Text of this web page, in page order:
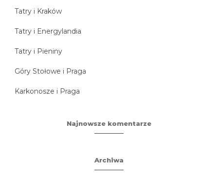
Tatry i Kraków
Tatry i Energylandia
Tatry i Pieniny
Góry Stołowe i Praga
Karkonosze i Praga
Najnowsze komentarze
Archiwa